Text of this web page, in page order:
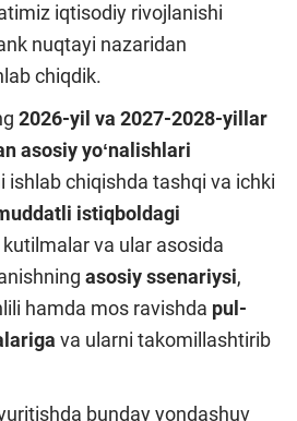
iqtisodiy rivojlanishi
nuqtayi nazaridan
chiqdik.
2026-yil va 2027-2028-yillar
asosiy yoʻnalishlari
ishlab chiqishda tashqi va ichki
istiqboldagi
kutilmalar va ular asosida
asosiy ssenariysi,
hamda mos ravishda pul-
va ularni takomillashtirib
bunday yondashuv